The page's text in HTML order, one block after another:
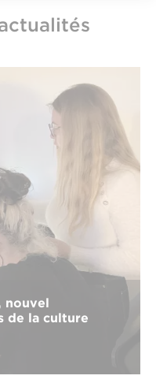
nouvel
de la culture